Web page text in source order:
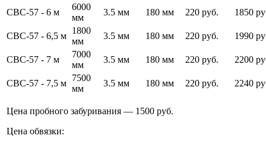
СВС-57 - 6 м
6000
мм
3.5 мм 180 мм 220 руб. 1850
СВС-57 - 6,5 м
1800
мм
3.5 мм 180 мм 220 руб. 1990
СВС-57 - 7 м
7000
мм
3.5 мм 180 мм 220 руб. 2200
СВС-57 - 7,5 м
7500
мм
3.5 мм 180 мм 220 руб. 2240
Цена пробного забуривания — 1500 руб.
Цена обвязки: